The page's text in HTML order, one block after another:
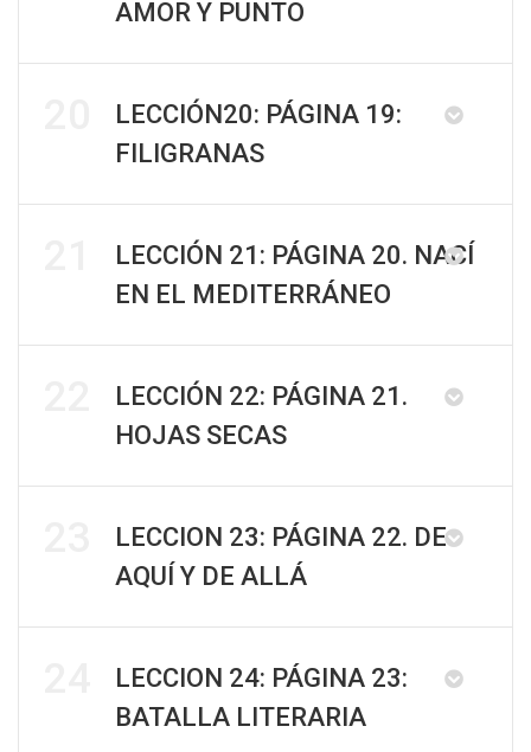
AMOR Y PUNTO
LECCIÓN20: PÁGINA 19:
FILIGRANAS
LECCIÓN 21: PÁGINA 20. NACÍ
EN EL MEDITERRÁNEO
LECCIÓN 22: PÁGINA 21.
HOJAS SECAS
LECCION 23: PÁGINA 22. DE
AQUÍ Y DE ALLÁ
LECCION 24: PÁGINA 23:
BATALLA LITERARIA